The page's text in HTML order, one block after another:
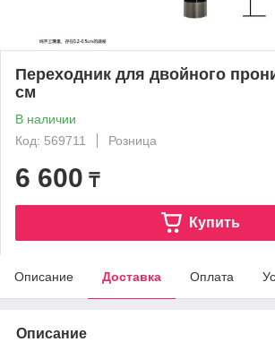
Переходник для двойного
см
В наличии
Код: 569711
Розница
6 600 ₸
Купить
Описание Доставка Оплата
Описание